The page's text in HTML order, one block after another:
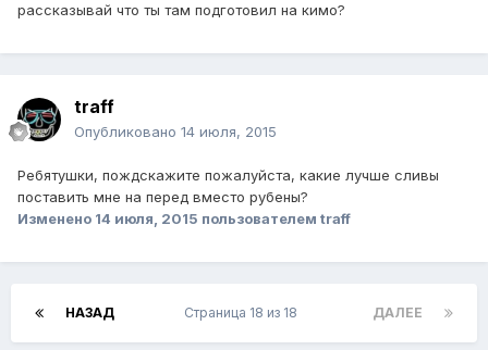
рассказывай что ты там подготовил на кимо?
traff
Опубликовано 14 июля, 2015
Ребятушки, пождскажите пожалуйста, какие лучше сливы
поставить мне на перед вместо рубены?
Изменено 14 июля, 2015 пользователем traff
НАЗАД ДАЛЕЕ
Страница 18 из 18